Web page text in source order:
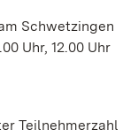
Schwetzingen
Uhr, 12.00 Uhr
Teilnehmerzahl